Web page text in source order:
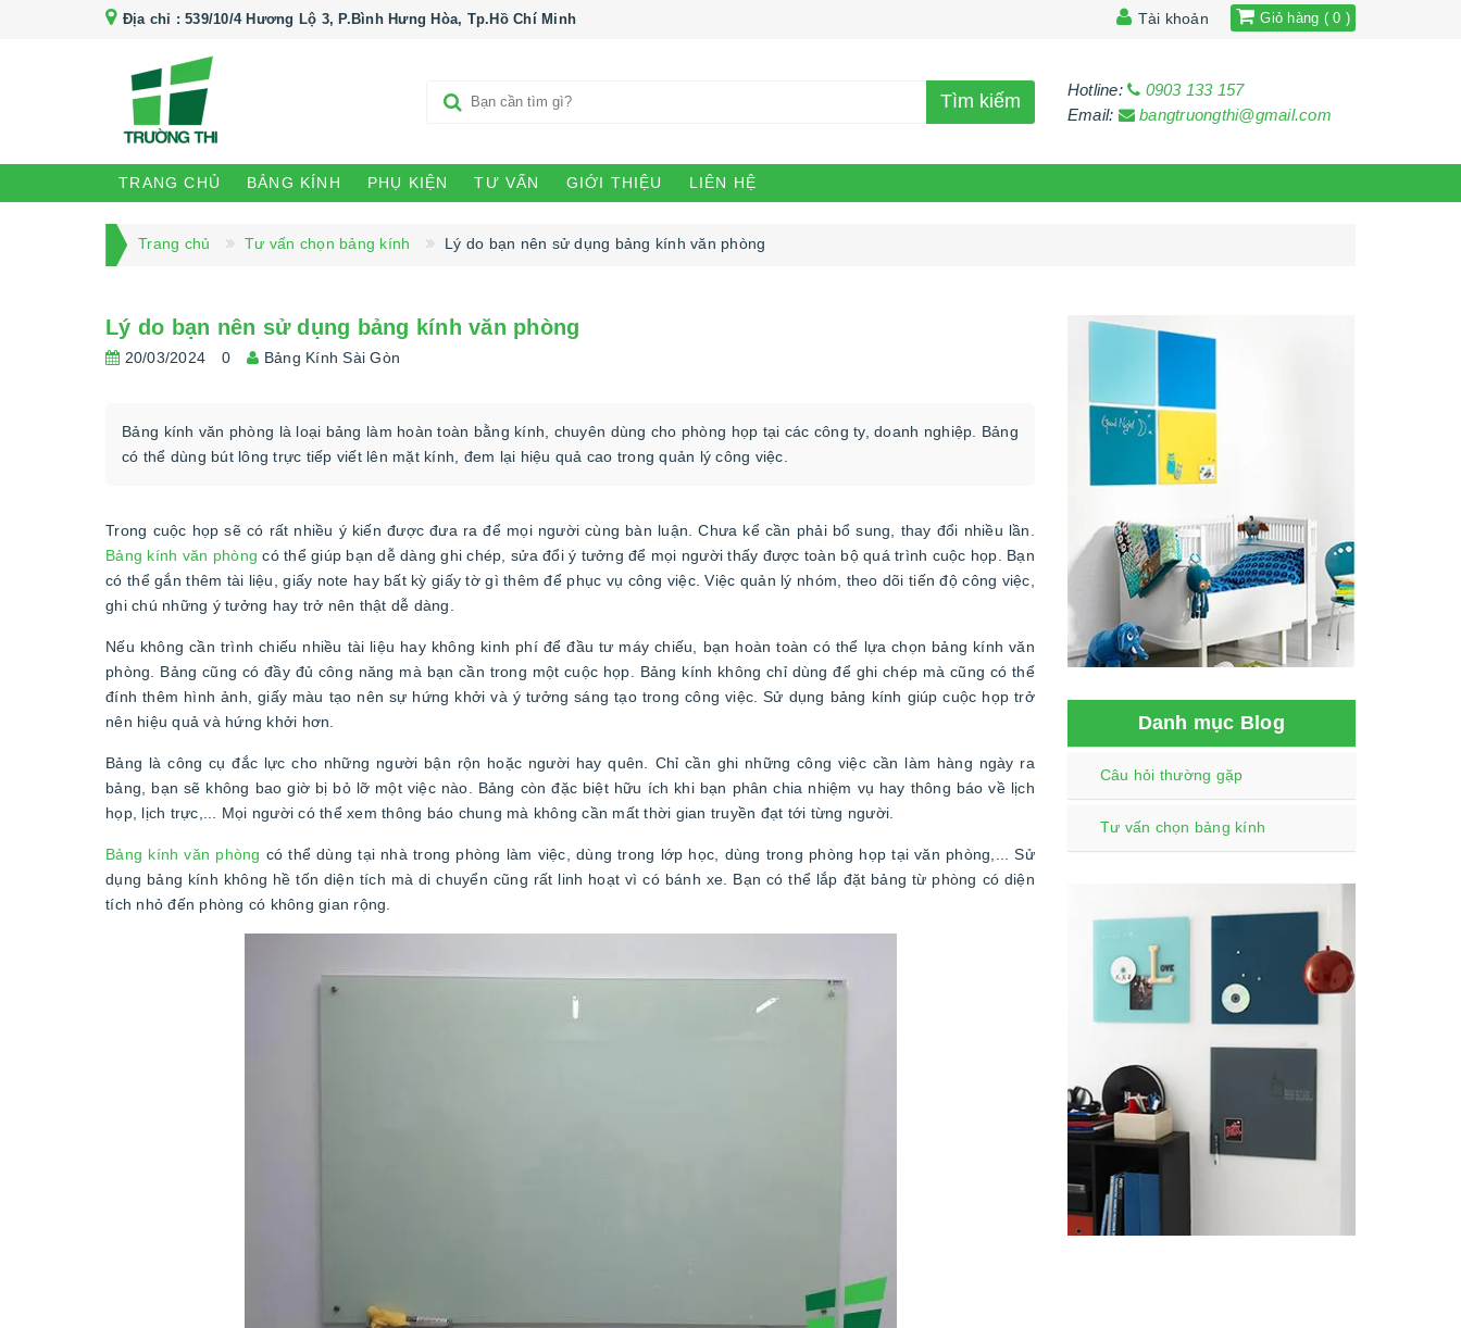
Địa chỉ :539/10/4 Hương Lộ 3, P.Bình Hưng Hòa, Tp.Hồ Chí Minh Tài khoản Giỏ hàng ( 0 )
Tìm kiếm
Hotline:
0903 133 157
Email:
bangtruongthi@gmail.com
TRANG CHỦ BẢNG KÍNH PHỤ KIỆN TƯ VẤN GIỚI THIỆU LIÊN HỆ
Trang chủ Tư vấn chọn bảng kính Lý do bạn nên sử dụng bảng kính văn phòng
Lý do bạn nên sử dụng bảng kính văn phòng
20/03/2024 0 Bảng Kính Sài Gòn
Bảng kính văn phòng là loại bảng làm hoàn toàn bằng kính, chuyên dùng cho phòng họp tại các công ty, doanh nghiệp. Bảng
có thể dùng bút lông trực tiếp viết lên mặt kính, đem lại hiệu quả cao trong quản lý công việc.
Trong cuộc họp sẽ có rất nhiều ý kiến được đưa ra để mọi người cùng bàn luận. Chưa kể cần phải bổ sung, thay đổi nhiều lần.
Bảng kính văn phòng có thể giúp bạn dễ dàng ghi chép, sửa đổi ý tưởng để mọi người thấy được toàn bộ quá trình cuộc họp. Bạn
có thể gắn thêm tài liệu, giấy note hay bất kỳ giấy tờ gì thêm để phục vụ công việc. Việc quản lý nhóm, theo dõi tiến độ công việc,
ghi chú những ý tưởng hay trở nên thật dễ dàng.
Nếu không cần trình chiếu nhiều tài liệu hay không kinh phí để đầu tư máy chiếu, bạn hoàn toàn có thể lựa chọn bảng kính văn
phòng. Bảng cũng có đầy đủ công năng mà bạn cần trong một cuộc họp. Bảng kính không chỉ dùng để ghi chép mà cũng có thể
đính thêm hình ảnh, giấy màu tạo nên sự hứng khởi và ý tưởng sáng tạo trong công việc. Sử dụng bảng kính giúp cuộc họp trở
nên hiệu quả và hứng khởi hơn.
Bảng là công cụ đắc lực cho những người bận rộn hoặc người hay quên. Chỉ cần ghi những công việc cần làm hàng ngày ra
bảng, bạn sẽ không bao giờ bị bỏ lỡ một việc nào. Bảng còn đặc biệt hữu ích khi bạn phân chia nhiệm vụ hay thông báo về lịch
họp, lịch trực,... Mọi người có thể xem thông báo chung mà không cần mất thời gian truyền đạt tới từng người.
Bảng kính văn phòng có thể dùng tại nhà trong phòng làm việc, dùng trong lớp học, dùng trong phòng họp tại văn phòng,... Sử
dụng bảng kính không hề tốn diện tích mà di chuyển cũng rất linh hoạt vì có bánh xe. Bạn có thể lắp đặt bảng từ phòng có diện
tích nhỏ đến phòng có không gian rộng.
Danh mục Blog
Câu hỏi thường gặp
Tư vấn chọn bảng kính